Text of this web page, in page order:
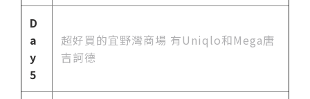
D
a
y
5
超好買的宜野灣商場 有Uniqlo和Mega唐
吉訶德